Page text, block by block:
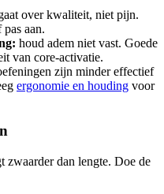
over kwaliteit, niet pijn.
aan.
houd adem niet vast. Goede
van core-activatie.
zijn minder effectief
ergonomie en houding voor
zwaarder dan lengte. Doe de